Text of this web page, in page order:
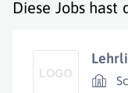
Diese Jobs hast